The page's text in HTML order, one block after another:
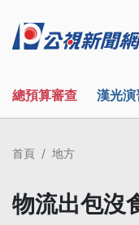
總預算審查 漢光演
首頁 地方
物流出包沒